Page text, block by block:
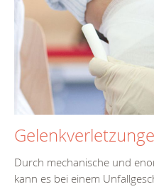
Durch mechanische und
kann es bei einem